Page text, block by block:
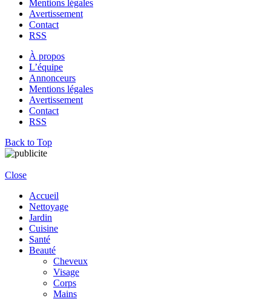
Mentions légales
Avertissement
Contact
RSS
À propos
L’équipe
Annonceurs
Mentions légales
Avertissement
Contact
RSS
Back to Top
Close
Accueil
Nettoyage
Jardin
Cuisine
Santé
Beauté
Cheveux
Visage
Corps
Mains